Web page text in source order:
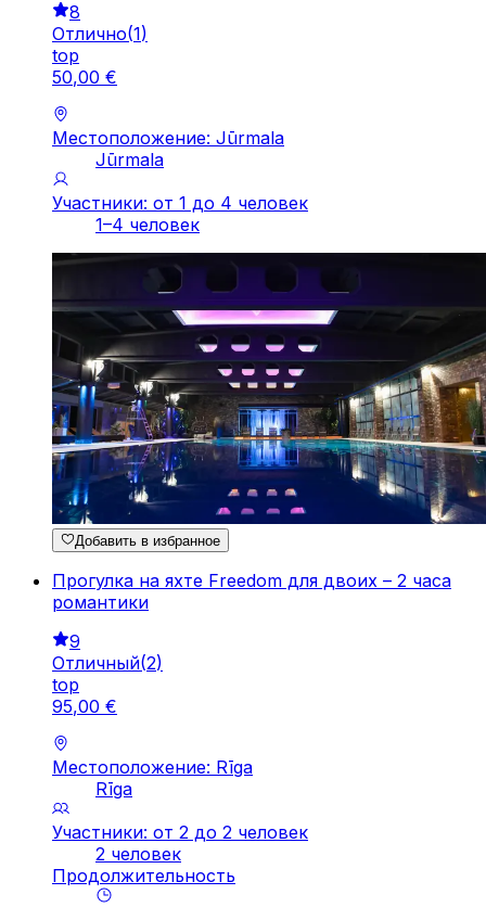
8
Отлично(1)
top
50,00 €
Местоположение: Jūrmala
Jūrmala
Участники: от 1 до 4 человек
1–4 человек
Добавить в избранное
Прогулка на яхте Freedom для двоих – 2 часа
романтики
9
Отличный(2)
top
95,00 €
Местоположение: Rīga
Rīga
Участники: от 2 до 2 человек
2 человек
Продолжительность